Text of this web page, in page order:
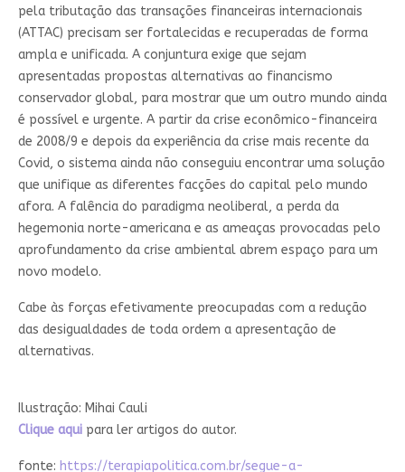
pela tributação das transações financeiras internacionais
(ATTAC) precisam ser fortalecidas e recuperadas de forma
ampla e unificada. A conjuntura exige que sejam
apresentadas propostas alternativas ao financismo
conservador global, para mostrar que um outro mundo ainda
é possível e urgente. A partir da crise econômico-financeira
de 2008/9 e depois da experiência da crise mais recente da
Covid, o sistema ainda não conseguiu encontrar uma solução
que unifique as diferentes facções do capital pelo mundo
afora. A falência do paradigma neoliberal, a perda da
hegemonia norte-americana e as ameaças provocadas pelo
aprofundamento da crise ambiental abrem espaço para um
novo modelo.
Cabe às forças efetivamente preocupadas com a redução
das desigualdades de toda ordem a apresentação de
alternativas.
Ilustração: Mihai Cauli
Clique aquipara ler artigos do autor.
fonte: https://terapiapolitica.com.br/segue-a-